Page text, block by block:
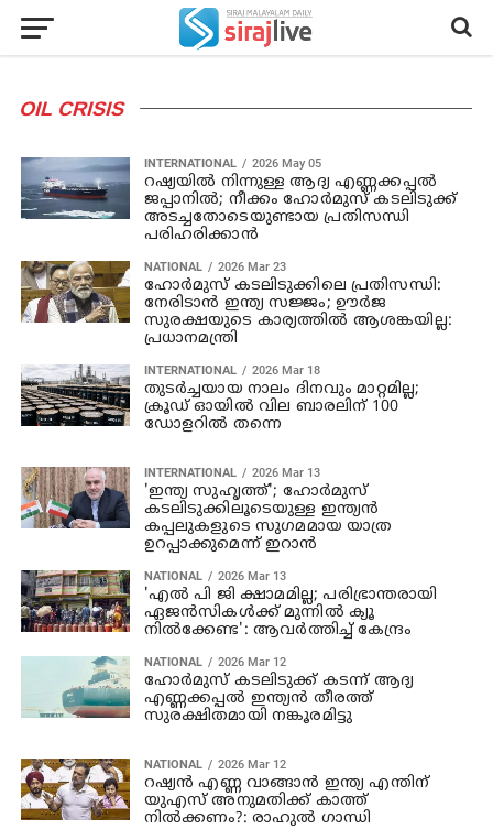
OIL CRISIS
INTERNATIONAL 2026 May 05
റഷ്യയില്‍ നിന്നുള്ള ആദ്യ എണ്ണക്കപ്പല്‍
ജപ്പാനില്‍; നീക്കം ഹോര്‍മുസ് കടലിടുക്ക്
അടച്ചതോടെയുണ്ടായ പ്രതിസന്ധി
പരിഹരിക്കാന്‍
NATIONAL 2026 Mar 23
ഹോർമുസ് കടലിടുക്കിലെ പ്രതിസന്ധി:
നേരിടാൻ ഇന്ത്യ സജ്ജം; ഊർജ
സുരക്ഷയുടെ കാര്യത്തിൽ ആശങ്കയില്ല:
പ്രധാനമന്ത്രി
INTERNATIONAL 2026 Mar 18
തുടര്‍ച്ചയായ നാലം ദിനവും മാറ്റമില്ല;
ക്രൂഡ് ഓയില്‍ വില ബാരലിന് 100
ഡോളറില്‍ തന്നെ
INTERNATIONAL 2026 Mar 13
'ഇന്ത്യ സുഹൃത്ത്'; ഹോർമുസ്
കടലിടുക്കിലൂടെയുള്ള ഇന്ത്യൻ
കപ്പലുകളുടെ സുഗമമായ യാത്ര
ഉറപ്പാക്കുമെന്ന് ഇറാൻ
NATIONAL 2026 Mar 13
'എൽ പി ജി ക്ഷാമമില്ല; പരിഭ്രാന്തരായി
ഏജൻസികൾക്ക് മുന്നിൽ ക്യൂ
നിൽക്കേണ്ട': ആവർത്തിച്ച് കേന്ദ്രം
NATIONAL 2026 Mar 12
ഹോർമുസ് കടലിടുക്ക് കടന്ന് ആദ്യ
എണ്ണക്കപ്പൽ ഇന്ത്യൻ തീരത്ത്
സുരക്ഷിതമായി നങ്കൂരമിട്ടു
NATIONAL 2026 Mar 12
റഷ്യൻ എണ്ണ വാങ്ങാൻ ഇന്ത്യ എന്തിന്
യുഎസ് അനുമതിക്ക് കാത്ത്
നിൽക്കണം?: രാഹുൽ ഗാന്ധി